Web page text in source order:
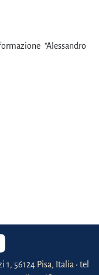
"Alessandro
1, 56124 Pisa, Italia • tel